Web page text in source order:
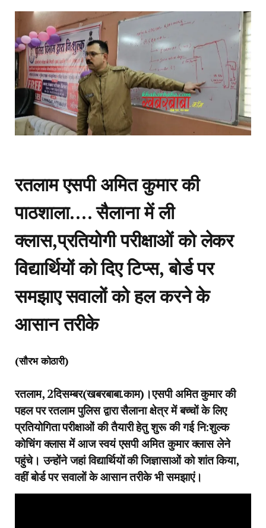
रतलाम एसपी अमित कुमार की
पाठशाला…. सैलाना में ली
क्लास,प्रतियोगी परीक्षाओं को लेकर
विद्यार्थियों को दिए टिप्स, बोर्ड पर
समझाए सवालों को हल करने के
आसान तरीके
(सौरभ कोठारी)
रतलाम, 2दिसम्बर(खबरबाबा.काम)।एसपी अमित कुमार की
पहल पर रतलाम पुलिस द्वारा सैलाना क्षेत्र में बच्चों के लिए
प्रतियोगिता परीक्षाओं की तैयारी हेतु शुरू की गई नि:शुल्क
कोचिंग क्लास में आज स्वयं एसपी अमित कुमार क्लास लेने
पहुंचे। उन्होंने जहां विद्यार्थियों की जिज्ञासाओं को शांत किया,
वहीं बोर्ड पर सवालों के आसान तरीके भी समझाएं।